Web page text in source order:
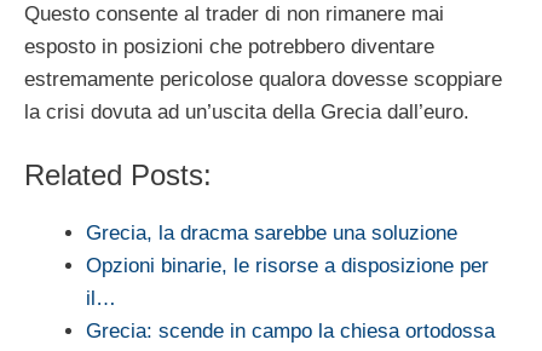
Questo consente al trader di non rimanere mai
esposto in posizioni che potrebbero diventare
estremamente pericolose qualora dovesse scoppiare
la crisi dovuta ad un’uscita della Grecia dall’euro.
Related Posts:
Grecia, la dracma sarebbe una soluzione
Opzioni binarie, le risorse a disposizione per
il…
Grecia: scende in campo la chiesa ortodossa